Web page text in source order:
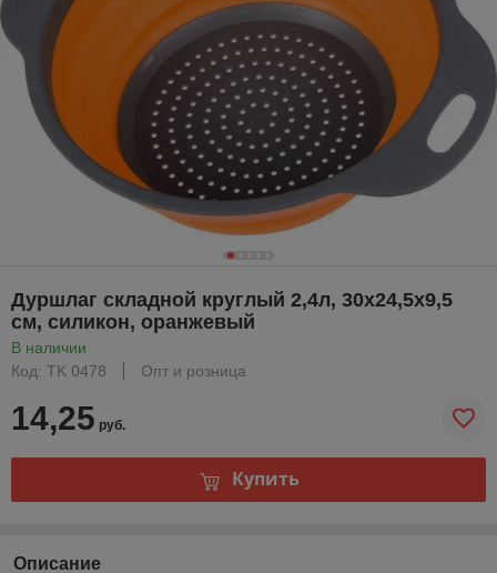
Дуршлаг складной круглый 2,4л, 30х24,5х9,5
см, силикон, оранжевый
В наличии
Код: TK 0478
Опт и розница
14,25 руб.
Купить
Описание